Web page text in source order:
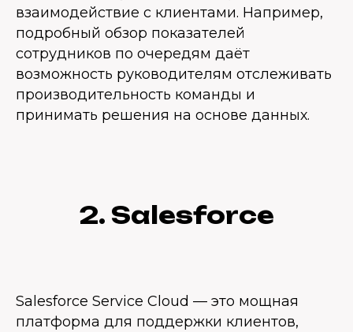
взаимодействие с клиентами. Например,
подробный обзор показателей
сотрудников по очередям даёт
возможность руководителям отслеживать
производительность команды и
принимать решения на основе данных.
2. Salesforce
Salesforce Service Cloud — это мощная
платформа для поддержки клиентов,